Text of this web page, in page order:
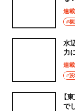
連
#
水
力
ー】
#
【
で